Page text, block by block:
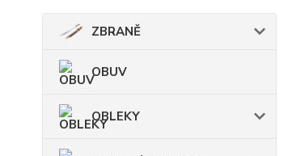
ZBRANĚ
OBUV
OBLEKY